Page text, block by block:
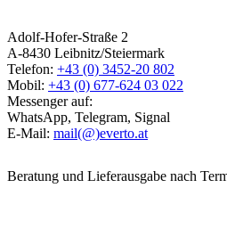
Adolf-Hofer-Straße 2
A-8430 Leibnitz/Steiermark
Telefon: +43 (0) 3452-20 802
Mobil: +43 (0) 677-624 03 022
Messenger auf:
WhatsApp, Telegram, Signal
E-Mail: mail(@)everto.at
Beratung und Lieferausgabe nach